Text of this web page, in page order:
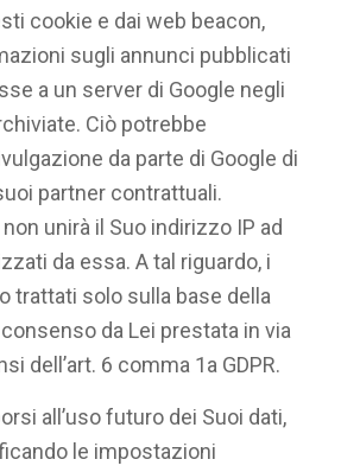
cookie e dai web beacon,
sugli annunci pubblicati
a un server di Google negli
Ciò potrebbe
da parte di Google di
partner contrattuali.
unirà il Suo indirizzo IP ad
da essa. A tal riguardo, i
trattati solo sulla base della
da Lei prestata in via
dell’art. 6 comma 1a GDPR.
all’uso futuro dei Suoi dati,
le impostazioni